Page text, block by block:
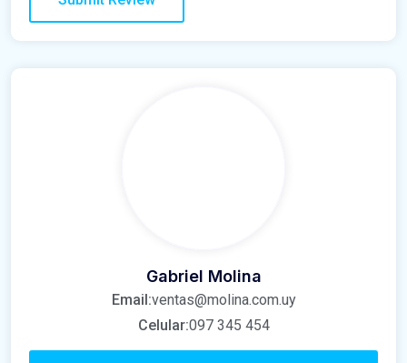
Gabriel Molina
Email:ventas@molina.com.uy
Celular:097 345 454